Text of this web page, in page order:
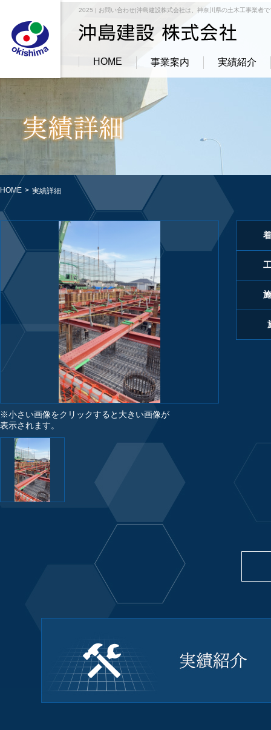
2025 | お問い合わせ|沖島建設株式会社は、神奈川県の土木工事業者で
HOME 事業案内 実績紹介
HOME > 実績詳細
※小さい画像をクリックすると大きい画像が
表示されます。